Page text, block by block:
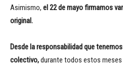
Asimismo, el 22 de mayo firmamos
original.
Desde la responsabilidad que
colectivo,durante todos estos meses